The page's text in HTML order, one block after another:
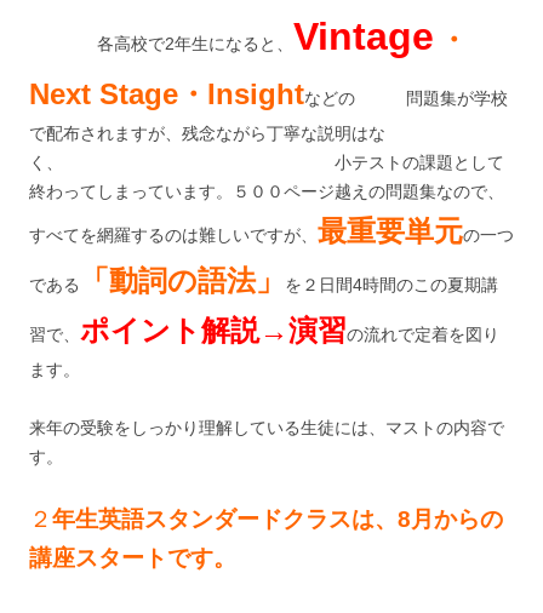
各高校で2年生になると、 Vintage ・
Next Stage・Insightなどの 問題集が学校
で配布されますが、残念ながら丁寧な説明はな
く、 小テストの課題として
終わってしまっています。５００ページ越えの問題集なので、
すべてを網羅するのは難しいですが、 最重要単元の一つ
である 「動詞の語法」 を２日間4時間のこの夏期講
習で、 ポイント解説→演習の流れで定着を図り
ます。
来年の受験をしっかり理解している生徒には、マストの内容で
す。
２ 年生英語スタンダードクラスは、8月からの
講座スタートです。